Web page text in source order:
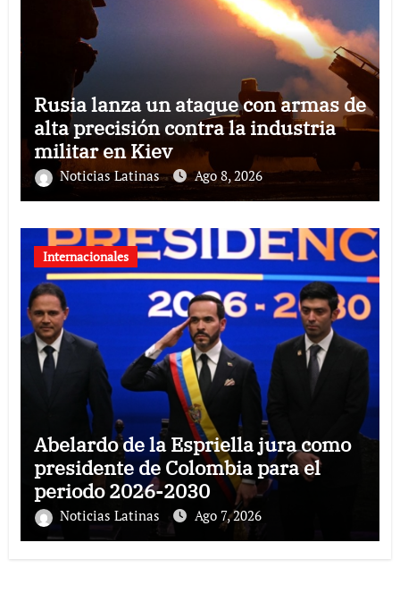
Rusia lanza un ataque con armas de
alta precisión contra la industria
militar en Kiev
Noticias Latinas Ago 8, 2026
Internacionales
Abelardo de la Espriella jura como
presidente de Colombia para el
periodo 2026-2030
Noticias Latinas Ago 7, 2026